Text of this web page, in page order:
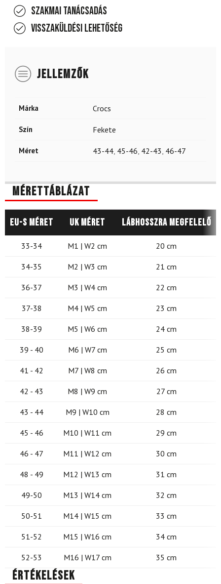
Szakmai tanácsadás
Visszaküldési lehetőség
JELLEMZŐK
Márka Crocs
Szín Fekete
Méret 43-44, 45-46, 42-43, 46-47
Mérettáblázat
EU-s méret UK méret Lábhosszra megfelelő
33-34 M1 | W2 cm 20 cm
34-35 M2 | W3 cm 21 cm
36-37 M3 | W4 cm 22 cm
37-38 M4 | W5 cm 23 cm
38-39 M5 | W6 cm 24 cm
39 - 40 M6 | W7 cm 25 cm
41 - 42 M7 | W8 cm 26 cm
42 - 43 M8 | W9 cm 27 cm
43 - 44 M9 | W10 cm 28 cm
45 - 46 M10 | W11 cm 29 cm
46 - 47 M11 | W12 cm 30 cm
48 - 49 M12 | W13 cm 31 cm
49-50 M13 | W14 cm 32 cm
50-51 M14 | W15 cm 33 cm
51-52 M15 | W16 cm 34 cm
52-53 M16 | W17 cm 35 cm
Értékelések